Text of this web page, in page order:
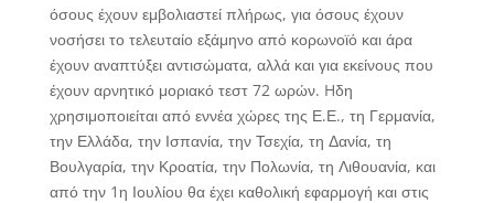
όσους έχουν εμβολιαστεί πλήρως, για όσους έχουν
νοσήσει το τελευταίο εξάμηνο από κορωνοϊό και άρα
έχουν αναπτύξει αντισώματα, αλλά και για εκείνους που
έχουν αρνητικό μοριακό τεστ 72 ωρών. Hδη
χρησιμοποιείται από εννέα χώρες της Ε.Ε., τη Γερμανία,
την Ελλάδα, την Ισπανία, την Τσεχία, τη Δανία, τη
Βουλγαρία, την Κροατία, την Πολωνία, τη Λιθουανία, και
από την 1η Ιουλίου θα έχει καθολική εφαρμογή και στις